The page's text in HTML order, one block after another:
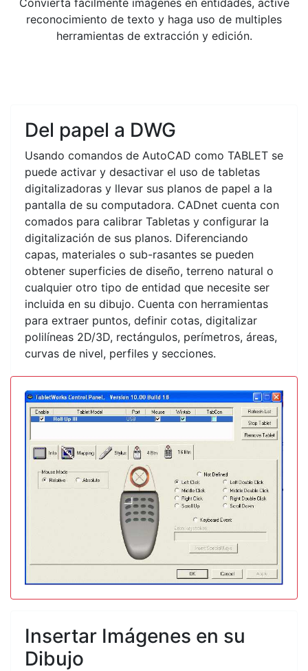
Convierta fácilmente imágenes en entidades, active
reconocimiento de texto y haga uso de multiples
herramientas de extracción y edición.
Del papel a DWG
Usando comandos de AutoCAD como TABLET se
puede activar y desactivar el uso de tabletas
digitalizadoras y llevar sus planos de papel a la
pantalla de su computadora. CADnet cuenta con
comados para calibrar Tabletas y configurar la
digitalización de sus planos. Diferenciando
capas, materiales o sub-rasantes se pueden
obtener superficies de diseño, terreno natural o
cualquier otro tipo de entidad que necesite ser
incluida en su dibujo. Cuenta con herramientas
para extraer puntos, definir cotas, digitalizar
polilíneas 2D/3D, rectángulos, perímetros, áreas,
curvas de nivel, perfiles y secciones.
Insertar Imágenes en su
Dibujo